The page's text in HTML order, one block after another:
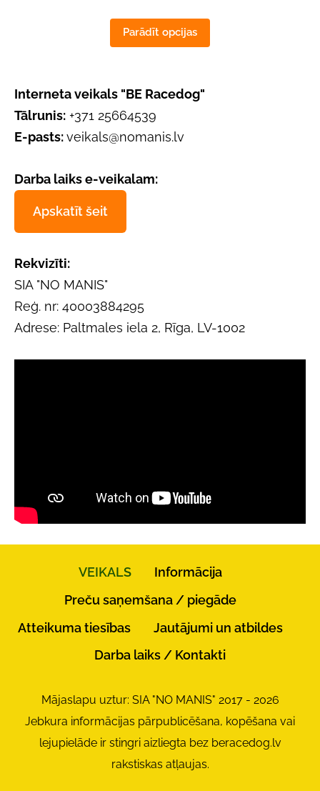
Interneta veikals "BE Racedog"
Tālrunis: +371 25664539
E-pasts:veikals@nomanis.lv
Darba laiks e-veikalam:
Apskatīt šeit
Rekvizīti:
SIA "NO MANIS"
Reģ. nr: 40003884295
Adrese: Paltmales iela 2, Rīga, LV-1002
Parādīt opcijas
VEIKALS
Informācija
Preču saņemšana / piegāde
Atteikuma tiesības
Jautājumi un atbildes
Darba laiks / Kontakti
Mājaslapu uztur: SIA "NO MANIS" 2017 - 2026
Jebkura informācijas pārpublicēšana, kopēšana vai
lejupielāde ir stingri aizliegta bez beracedog.lv
rakstiskas atļaujas.